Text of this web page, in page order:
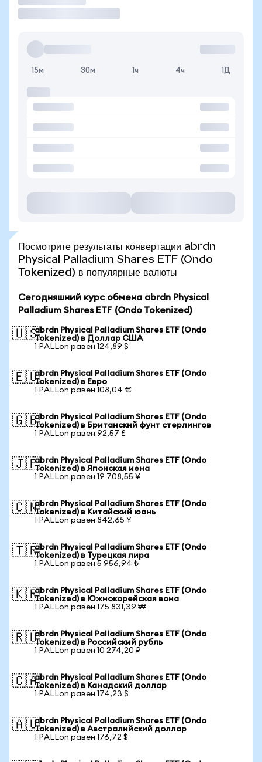
15м 30м 1ч 4ч 1Д
Посмотрите результаты конвертации abrdn
Physical Palladium Shares ETF (Ondo
Tokenized) в популярные валюты
Сегодняшний курс обмена abrdn Physical
Palladium Shares ETF (Ondo Tokenized)
🇺🇸abrdn Physical Palladium Shares ETF (Ondo
Tokenized) в Доллар США
1 PALLon равен 124,89 $
🇪🇺abrdn Physical Palladium Shares ETF (Ondo
Tokenized) в Евро
1 PALLon равен 108,04 €
🇬🇧abrdn Physical Palladium Shares ETF (Ondo
Tokenized) в Британский фунт стерлингов
1 PALLon равен 92,57 £
🇯🇵abrdn Physical Palladium Shares ETF (Ondo
Tokenized) в Японская иена
1 PALLon равен 19 708,55 ¥
🇨🇳abrdn Physical Palladium Shares ETF (Ondo
Tokenized) в Китайский юань
1 PALLon равен 842,65 ¥
🇹🇷abrdn Physical Palladium Shares ETF (Ondo
Tokenized) в Турецкая лира
1 PALLon равен 5 956,94 ₺
🇰🇷abrdn Physical Palladium Shares ETF (Ondo
Tokenized) в Южнокорейская вона
1 PALLon равен 175 831,39 ₩
🇷🇺abrdn Physical Palladium Shares ETF (Ondo
Tokenized) в Российский рубль
1 PALLon равен 10 274,20 ₽
🇨🇦abrdn Physical Palladium Shares ETF (Ondo
Tokenized) в Канадский доллар
1 PALLon равен 174,23 $
🇦🇺abrdn Physical Palladium Shares ETF (Ondo
Tokenized) в Австралийский доллар
1 PALLon равен 176,72 $